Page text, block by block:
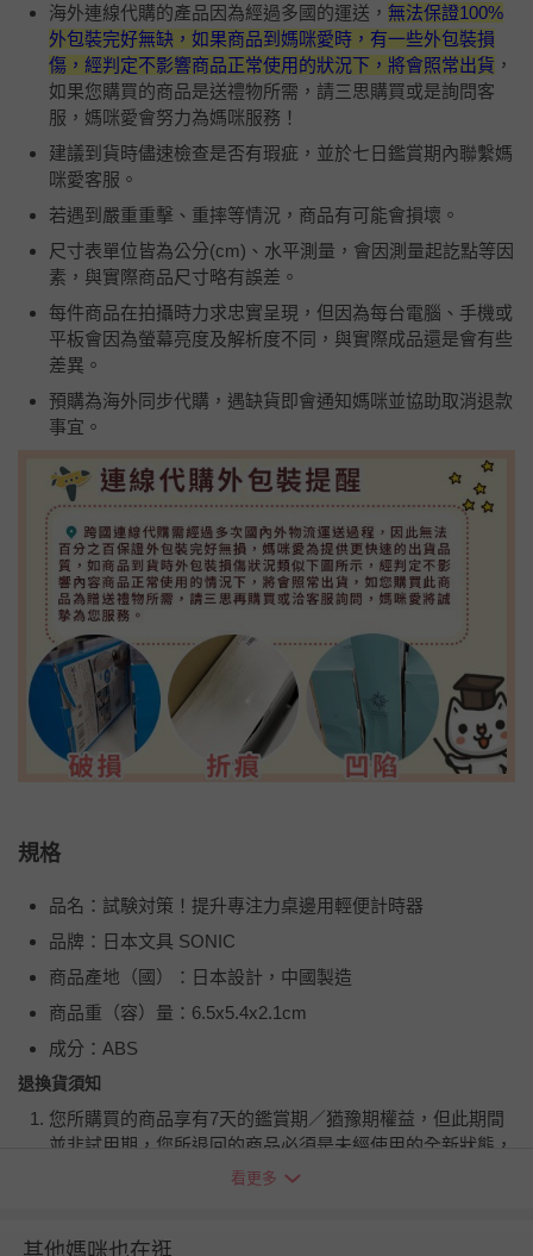
海外連線代購的產品因為經過多國的運送， 無法保證100%
外包裝完好無缺，如果商品到媽咪愛時，有一些外包裝損
傷，經判定不影響商品正常使用的狀況下，將會照常出貨 ，
如果您購買的商品是送禮物所需，請三思購買或是詢問客
服，媽咪愛會努力為媽咪服務！
建議到貨時儘速檢查是否有瑕疵，並於七日鑑賞期內聯繫媽
咪愛客服。
若遇到嚴重重擊、重摔等情況，商品有可能會損壞。
尺寸表單位皆為公分(cm)、水平測量，會因測量起訖點等因
素，與實際商品尺寸略有誤差。
每件商品在拍攝時力求忠實呈現，但因為每台電腦、手機或
平板會因為螢幕亮度及解析度不同，與實際成品還是會有些
差異。
預購為海外同步代購，遇缺貨即會通知媽咪並協助取消退款
事宜。
規格
品名：試験対策！提升專注力桌邊用輕便計時器
品牌：日本文具 SONIC
商品產地（國）：日本設計，中國製造
商品重（容）量：6.5x5.4x2.1cm
成分：ABS
退換貨須知
您所購買的商品享有7天的鑑賞期／猶豫期權益，但此期間
並非試用期，您所退回的商品必須是未經使用的全新狀態，
包含完整包裝、配件、說明文件及贈品等。
看更多